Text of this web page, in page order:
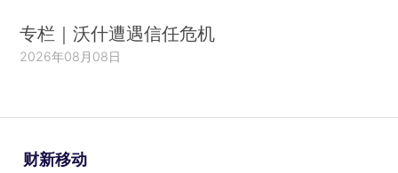
专栏｜沃什遭遇信任危机
2026年08月08日
财新移动